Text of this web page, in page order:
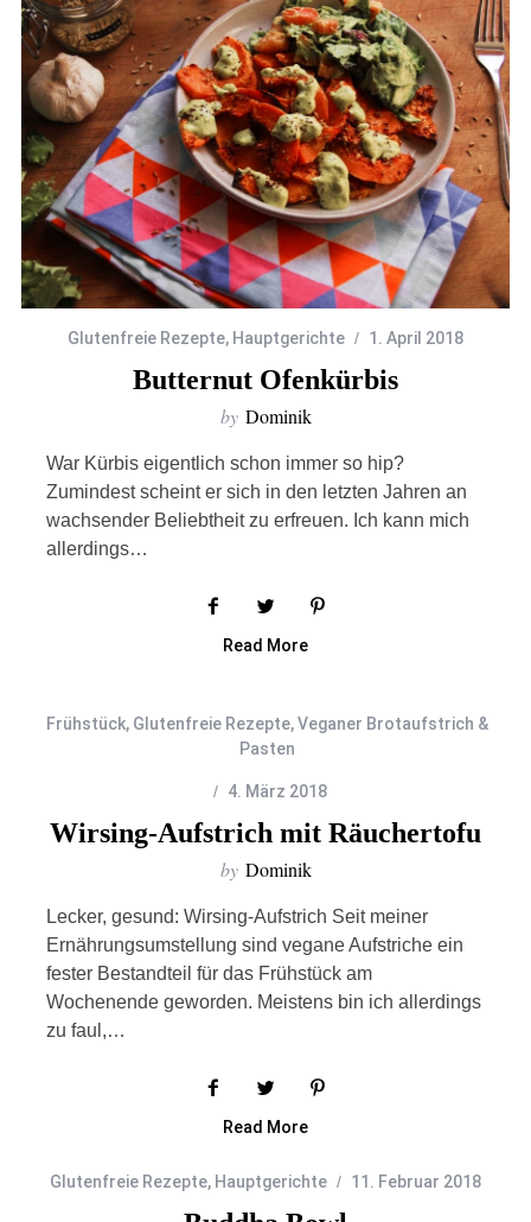
Glutenfreie Rezepte, Hauptgerichte 1. April 2018
Butternut Ofenkürbis
by Dominik
War Kürbis eigentlich schon immer so hip?
Zumindest scheint er sich in den letzten Jahren an
wachsender Beliebtheit zu erfreuen. Ich kann mich
allerdings…
Read More
Frühstück, Glutenfreie Rezepte,Veganer Brotaufstrich &
Pasten
4. März 2018
Wirsing-Aufstrich mit Räuchertofu
by Dominik
Lecker, gesund: Wirsing-Aufstrich Seit meiner
Ernährungsumstellung sind vegane Aufstriche ein
fester Bestandteil für das Frühstück am
Wochenende geworden. Meistens bin ich allerdings
zu faul,…
Read More
Glutenfreie Rezepte, Hauptgerichte 11. Februar 2018